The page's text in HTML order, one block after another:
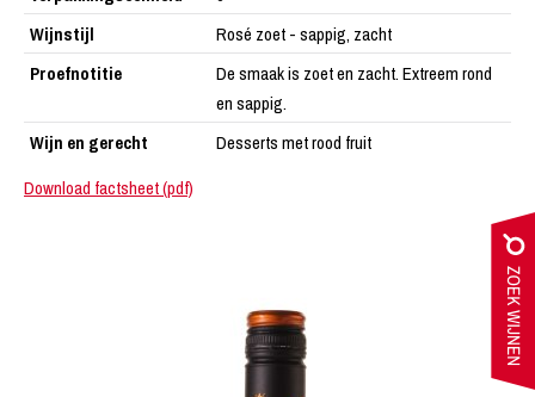
Wijnstijl
Rosé zoet - sappig, zacht
Proefnotitie
De smaak is zoet en zacht. Extreem rond
en sappig.
Wijn en gerecht
Desserts met rood fruit
Download factsheet (pdf)